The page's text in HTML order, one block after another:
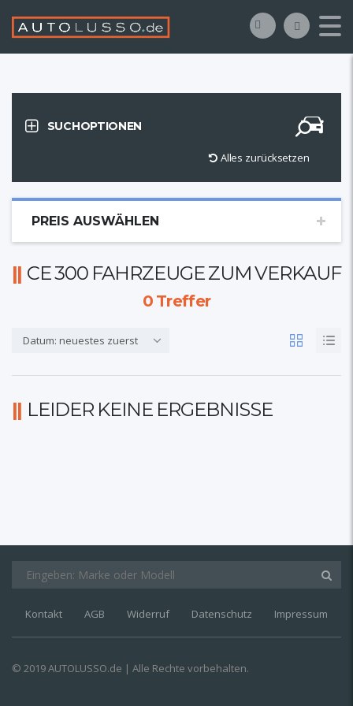
SUCHOPTIONEN
Alles zurücksetzen
PREIS AUSWÄHLEN
CE 300 FAHRZEUGE ZUM VERKAUF
0Treffer
Datum: neuestes zuerst
LEIDER KEINE ERGEBNISSE
Kontakt AGB Widerruf Datenschutz Impressum
© 2019 AUTOLUSSO.de | Alle Rechte vorbehalten.